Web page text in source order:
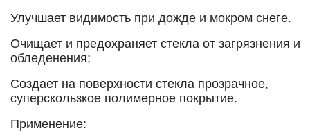
Улучшает видимость при дожде и мокром снеге.
Очищает и предохраняет стекла от загрязнения и
обледенения;
Создает на поверхности стекла прозрачное,
суперскользкое полимерное покрытие.
Применение: